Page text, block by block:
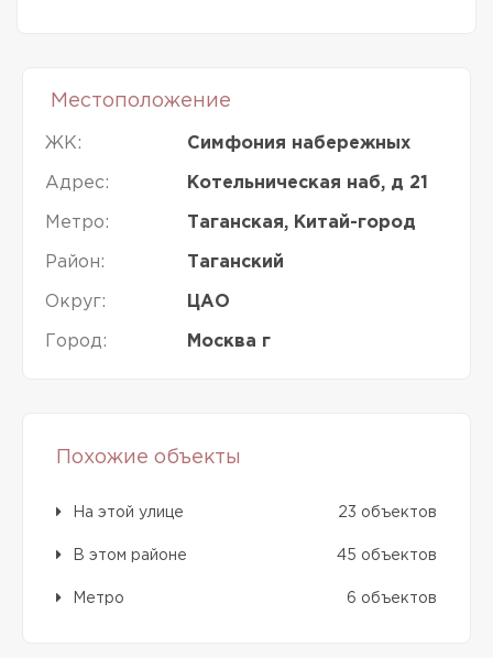
Местоположение
ЖК: Симфония набережных
Адрес: Котельническая наб, д 21
Метро: Таганская, Китай-город
Район: Таганский
Округ: ЦАО
Город: Москва г
Похожие объекты
На этой улице 23 объектов
В этом районе 45 объектов
Метро 6 объектов